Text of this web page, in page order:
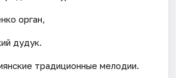
орган,
дудук.
традиционные мелодии.